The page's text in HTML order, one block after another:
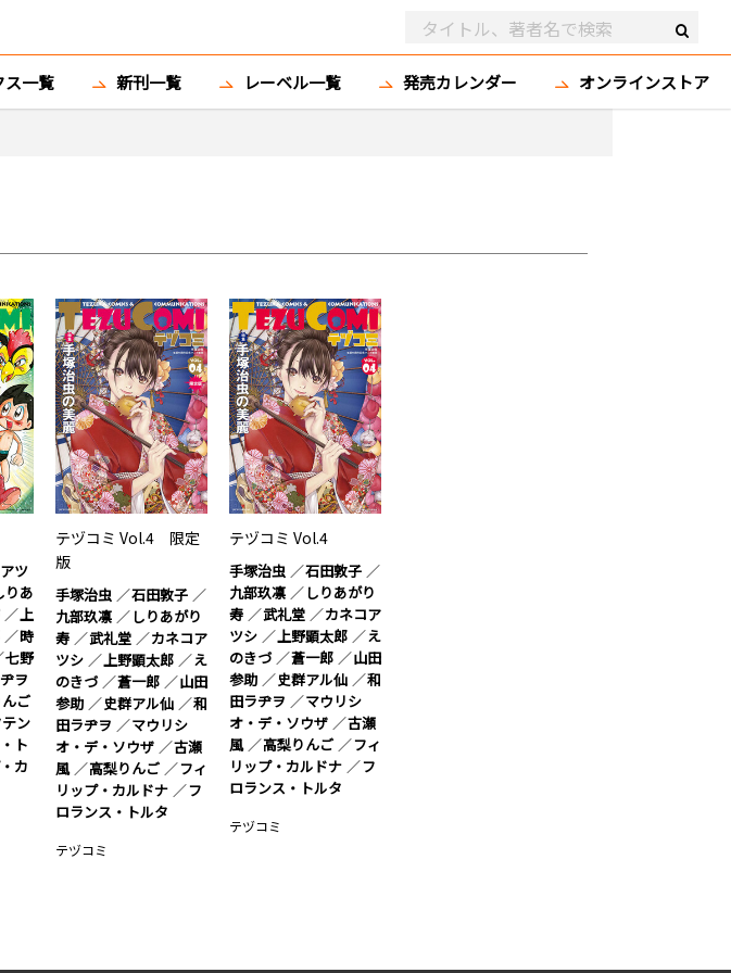
ス一覧 新刊一覧 レーベル一覧 発売カレンダー オンラインストア
ツ
りあ
上
時
七野
ヲ
ご
ン
ト
カ
テヅコミ Vol.4 限定
版
手塚治虫
石田敦子
九部玖凛
しりあがり
寿
武礼堂
カネコア
ツシ
上野顕太郎
え
のきづ
蒼一郎
山田
参助
史群アル仙
和
田ラヂヲ
マウリシ
オ・デ・ソウザ
古瀬
風
高梨りんご
フィ
リップ・カルドナ
フ
ロランス・トルタ
テヅコミ
テヅコミ Vol.4
手塚治虫
石田敦子
九部玖凛
しりあがり
寿
武礼堂
カネコア
ツシ
上野顕太郎
え
のきづ
蒼一郎
山田
参助
史群アル仙
和
田ラヂヲ
マウリシ
オ・デ・ソウザ
古瀬
風
高梨りんご
フィ
リップ・カルドナ
フ
ロランス・トルタ
テヅコミ